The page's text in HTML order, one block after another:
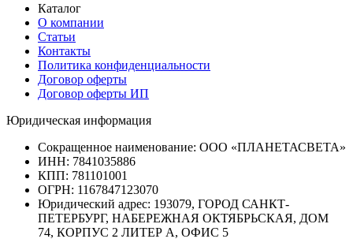
Каталог
О компании
Статьи
Контакты
Политика конфиденциальности
Договор оферты
Договор оферты ИП
Юридическая информация
Сокращенное наименование: ООО «ПЛАНЕТАСВЕТА»
ИНН: 7841035886
КПП: 781101001
ОГРН: 1167847123070
Юридический адрес: 193079, ГОРОД САНКТ-
ПЕТЕРБУРГ, НАБЕРЕЖНАЯ ОКТЯБРЬСКАЯ, ДОМ
74, КОРПУС 2 ЛИТЕР А, ОФИС 5